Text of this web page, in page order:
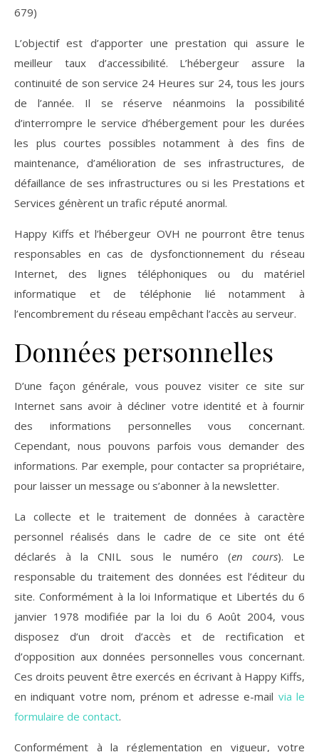
679)
L’objectif est d’apporter une prestation qui assure le
meilleur taux d’accessibilité. L’hébergeur assure la
continuité de son service 24 Heures sur 24, tous les jours
de l’année. Il se réserve néanmoins la possibilité
d’interrompre le service d’hébergement pour les durées
les plus courtes possibles notamment à des fins de
maintenance, d’amélioration de ses infrastructures, de
défaillance de ses infrastructures ou si les Prestations et
Services génèrent un trafic réputé anormal.
Happy Kiffs et l’hébergeur OVH ne pourront être tenus
responsables en cas de dysfonctionnement du réseau
Internet, des lignes téléphoniques ou du matériel
informatique et de téléphonie lié notamment à
l’encombrement du réseau empêchant l’accès au serveur.
Données personnelles
D’une façon générale, vous pouvez visiter ce site sur
Internet sans avoir à décliner votre identité et à fournir
des informations personnelles vous concernant.
Cependant, nous pouvons parfois vous demander des
informations. Par exemple, pour contacter sa propriétaire,
pour laisser un message ou s’abonner à la newsletter.
La collecte et le traitement de données à caractère
personnel réalisés dans le cadre de ce site ont été
déclarés à la CNIL sous le numéro (en cours). Le
responsable du traitement des données est l’éditeur du
site. Conformément à la loi Informatique et Libertés du 6
janvier 1978 modifiée par la loi du 6 Août 2004, vous
disposez d’un droit d’accès et de rectification et
d’opposition aux données personnelles vous concernant.
Ces droits peuvent être exercés en écrivant à Happy Kiffs,
en indiquant votre nom, prénom et adresse e-mail via le
formulaire de contact.
Conformément à la réglementation en vigueur, votre